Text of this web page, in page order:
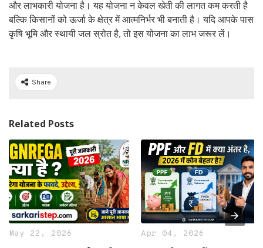
और लाभकारी योजना है। यह योजना न केवल खेती की लागत कम करती है
बल्कि किसानों को ऊर्जा के क्षेत्र में आत्मनिर्भर भी बनाती है। यदि आपके पास
कृषि भूमि और स्थायी जल स्रोत है, तो इस योजना का लाभ जरूर लें।
Share
Related Posts
May 22, 2026 Apr 04, 2026